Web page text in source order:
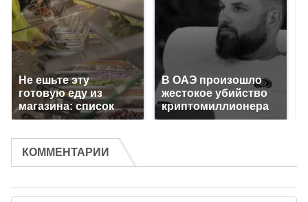
Не ешьте эту
готовую еду из
магазина: список
В ОАЭ произошло
жестокое убийство
криптомиллионера
КОММЕНТАРИИ